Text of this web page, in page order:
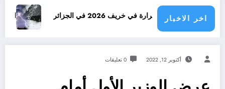
اخر الاخبار
الحرارة في خريف 2026 في الجزائر امطار بكميات
أكتوبر 12, 2022 0 تعليقات